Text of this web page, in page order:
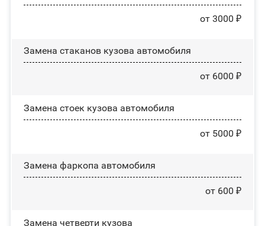
от 3000 ₽
Замена стаканов кузова автомобиля
от 6000 ₽
Замена стоек кузова автомобиля
от 5000 ₽
Замена фаркопа автомобиля
от 600 ₽
Замена четверти кузова